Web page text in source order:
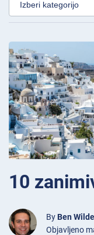
10
By Ben
Objavljeno